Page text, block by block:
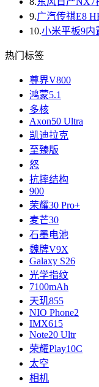
9.广汽传祺E8
10.小米平板9内
热门标签
尊界V800
鸿蒙5.1
多核
Axon50 Ultra
凯迪拉克
至臻版
怒
抗摔结构
900
荣耀30 Pro+
麦芒30
石墨电池
魏牌V9X
Galaxy S26
光学指纹
7100mAh
天玑855
NIO Phone2
IMX615
Note20 Ultr
荣耀Play10C
太空
相机